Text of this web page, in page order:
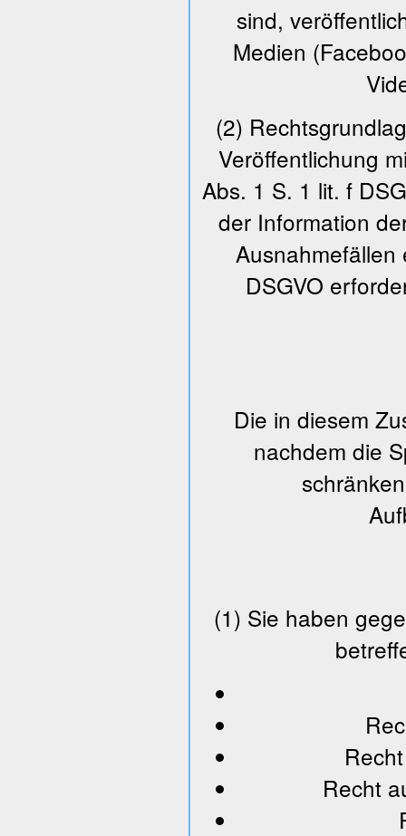
sind,
Medien
(2)
Veröffentlichung
Abs. 1 S. 1 lit. f
der Information
Ausnahmefällen
DSGVO
Die in diesem
nachdem die
(1) Sie haben
Recht